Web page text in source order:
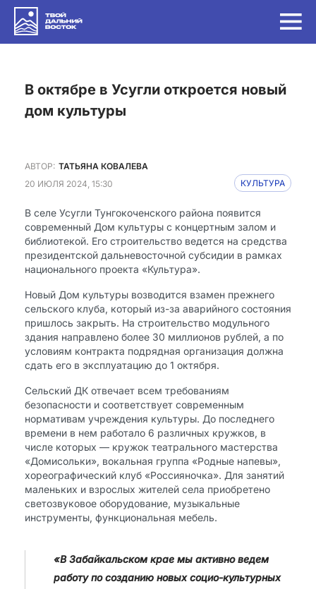
в октябре в Усугли откроется новый
дом культуры
АВТОР: ТАТЬЯНА КОВАЛЕВА
20 ИЮЛЯ 2024, 15:30
КУЛЬТУРА
В селе Усугли Тунгокоченского района появится
современный Дом культуры с концертным залом и
библиотекой. Его строительство ведется на средства
президентской дальневосточной субсидии в рамках
национального проекта «Культура».
Новый Дом культуры возводится взамен прежнего
сельского клуба, который из-за аварийного состояния
пришлось закрыть. На строительство модульного
здания направлено более 30 миллионов рублей, а по
условиям контракта подрядная организация должна
сдать его в эксплуатацию до 1 октября.
Сельский ДК отвечает всем требованиям
безопасности и соответствует современным
нормативам учреждения культуры. До последнего
времени в нем работало 6 различных кружков, в
числе которых — кружок театрального мастерства
«Домисольки», вокальная группа «Родные напевы»,
хореографический клуб «Россияночка». Для занятий
маленьких и взрослых жителей села приобретено
светозвуковое оборудование, музыкальные
инструменты, функциональная мебель.
«В Забайкальском крае мы активно ведем
работу по созданию новых социо-культурных